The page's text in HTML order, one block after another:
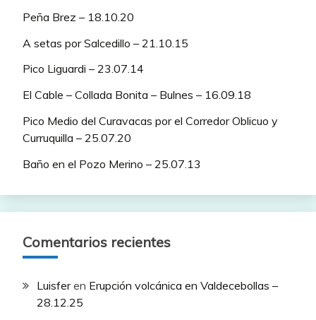
Peña Brez – 18.10.20
A setas por Salcedillo – 21.10.15
Pico Liguardi – 23.07.14
El Cable – Collada Bonita – Bulnes – 16.09.18
Pico Medio del Curavacas por el Corredor Oblicuo y
Curruquilla – 25.07.20
Baño en el Pozo Merino – 25.07.13
Comentarios recientes
Luisferen Erupción volcánica en Valdecebollas –
28.12.25